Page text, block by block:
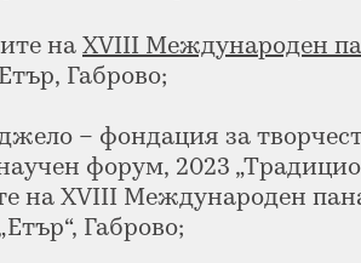
наXVIII Международен
Габрово;
– фондация за
форум, 2023
на XVIII Международен
Габрово;